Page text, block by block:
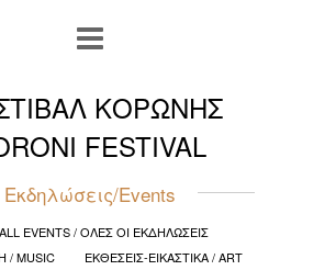
ΚΟΡΩΝΗΣ
FESTIVAL
Εκδηλώσεις/Events
ALL EVENTS / ΟΛΕΣ ΟΙ ΕΚΔΗΛΩΣΕΙΣ
/ MUSIC
ΕΚΘΕΣΕΙΣ-ΕΙΚΑΣΤΙΚΑ / ART